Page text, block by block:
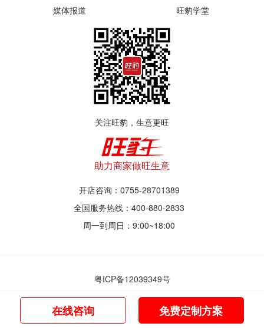
媒体报道 旺豹学堂
关注旺豹，生意更旺
助力商家做旺生意
开店咨询：0755-28701389
全国服务热线：400-880-2833
周一到周日：9:00~18:00
粤ICP备12039349号
© 2017~2021 深圳市旺豹智能商业服务有限公司
在线咨询 免费定制方案